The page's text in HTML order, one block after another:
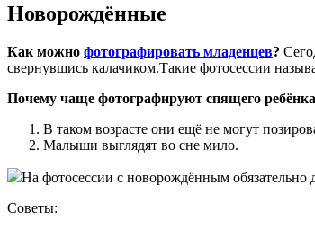
Новорождённые
Как можно фотографировать младенцев?
свернувшись калачиком.Такие фотосессии
Почему чаще фотографируют спящего
В таком возрасте они ещё не могут
Малыши выглядят во сне мило.
На фотосессии с новорождённым обязательно
Советы: